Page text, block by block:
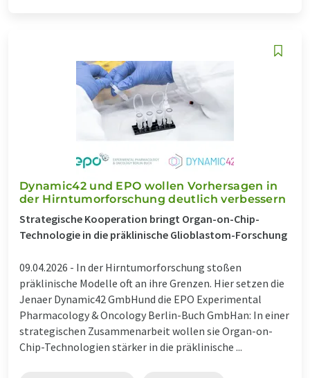
Dynamic42 und EPO wollen Vorhersagen in
der Hirntumorforschung deutlich verbessern
Strategische Kooperation bringt Organ-on-Chip-
Technologie in die präklinische Glioblastom-Forschung
09.04.2026 - In der Hirntumorforschung stoßen
präklinische Modelle oft an ihre Grenzen. Hier setzen die
Jenaer Dynamic42 GmbHund die EPO Experimental
Pharmacology & Oncology Berlin-Buch GmbHan: In einer
strategischen Zusammenarbeit wollen sie Organ-on-
Chip-Technologien stärker in die präklinische ...